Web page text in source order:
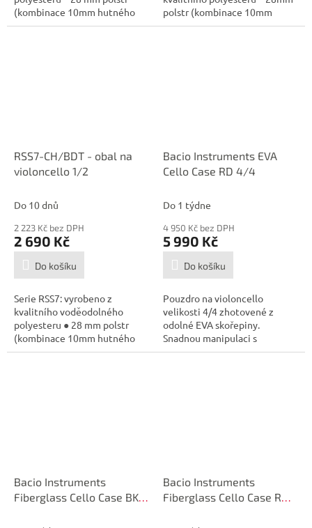
(kombinace 10mm hutného
polstru, 10mm...
polstr (kombinace 10mm
polstru s vysokou...
RSS7-CH/BDT - obal na
violoncello 1/2
Do 10 dnů
2 223 Kč bez DPH
2 690 Kč
Do košíku
Serie RSS7: vyrobeno z
kvalitního voděodolného
polyesteru ● 28 mm polstr
(kombinace 10mm hutného
polstru, 10mm...
Bacio Instruments EVA
Cello Case RD 4/4
Do 1 týdne
4 950 Kč bez DPH
5 990 Kč
Do košíku
Pouzdro na violoncello
velikosti 4/4 zhotovené z
odolné EVA skořepiny.
Snadnou manipulaci s
pouzdrem zaručují...
Bacio Instruments
Fiberglass Cello Case BK
Bacio Instruments
Fiberglass Cello Case RD